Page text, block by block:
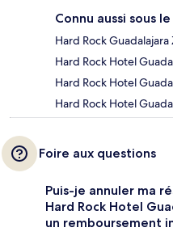
Connu aussi sous
Hard Rock
Hard Rock Hotel
Hard Rock Hotel
Hard Rock Hotel
Foire aux questions
Puis-je annuler ma
Hard Rock Hotel
un remboursement